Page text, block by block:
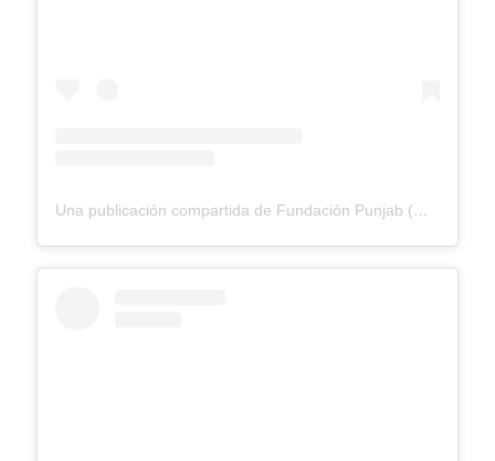
Una publicación compartida de Fundación Punjab (@fundacionpunjab)